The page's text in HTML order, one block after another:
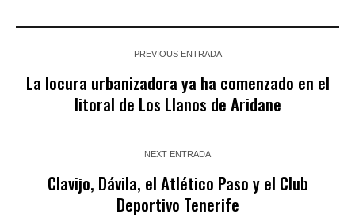
PREVIOUS ENTRADA
La locura urbanizadora ya ha comenzado en el
litoral de Los Llanos de Aridane
NEXT ENTRADA
Clavijo, Dávila, el Atlético Paso y el Club
Deportivo Tenerife